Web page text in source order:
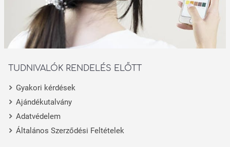
TUDNIVALÓK RENDELÉS ELŐTT
Gyakori kérdések
Ajándékutalvány
Adatvédelem
Általános Szerződési Feltételek